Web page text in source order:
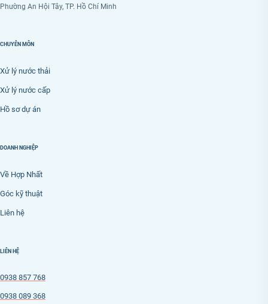
Phường An Hội Tây, TP. Hồ Chí Minh
CHUYÊN MÔN
Xử lý nước thải
Xử lý nước cấp
Hồ sơ dự án
DOANH NGHIỆP
Về Hợp Nhất
Góc kỹ thuật
Liên hệ
LIÊN HỆ
0938 857 768
0938 089 368